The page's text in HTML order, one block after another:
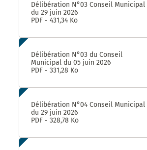
Délibération N°03 Conseil Municipal
du 29 juin 2026
PDF - 431,34 Ko
Délibération N°03 du Conseil
Municipal du 05 juin 2026
PDF - 331,28 Ko
Délibération N°04 Conseil Municipal
du 29 juin 2026
PDF - 328,78 Ko